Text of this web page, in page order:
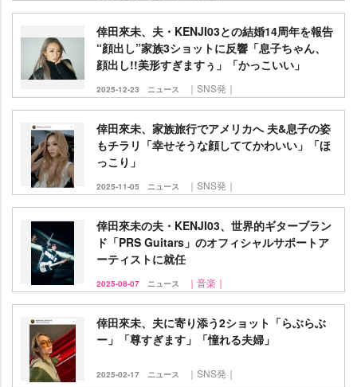
倖田來未、夫・KENJI03との結婚14周年を報告
“顔出し”家族3ショットに反響「息子ちゃん、
顔出し!!美形すぎますぅ」「かっこいい」
2025-12-23 ニュース ｜SNS発｜
倖田來未、家族旅行でアメリカへ 夫&息子の姿
もチラリ「幸せそうな顔しててかわいい」「ほ
っこり」
2025-11-05 ニュース ｜SNS発｜
倖田來未の夫・KENJI03、世界的ギターブラン
ド「PRS Guitars」のオフィシャルサポートア
ーティストに就任
2025-08-07 ニュース ｜音楽｜
倖田來未、夫に寄り添う2ショット「らぶらぶ
ー」「尊すぎます」「憧れる夫婦」
2025-02-17 ニュース ｜SNS発｜